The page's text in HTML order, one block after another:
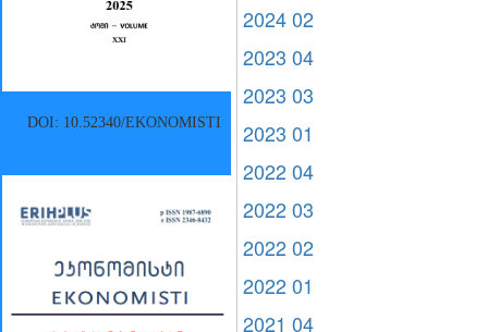
DOI: 10.52340/EKONOMISTI
2024 02
2023 04
2023 03
2023 01
2022 04
2022 03
2022 02
2022 01
2021 04